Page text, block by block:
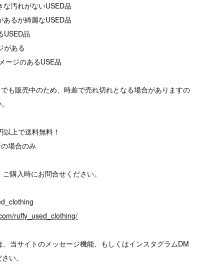
汚れがないUSED品
るが綺麗なUSED品
品
がある
ジのあるUSE品
でも販売中のため、時差で売れ切れとなる場合がありますの
上で送料無料！
場合のみ
購入時にお問合せください。
ruffy_used_clothing/
当サイトのメッセージ機能、もしくはインスタグラムDM
い。